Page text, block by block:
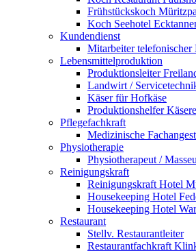
Frühstückskoch
Koch Seehotel
Kundendienst
Mitarbeiter telefonischer
Lebensmittelproduktion
Produktionsleiter
Landwirt /
Käser für Hofkäse
Produktionshelfer
Pflegefachkraft
Medizinische
Physiotherapie
Physiotherapeut /
Reinigungskraft
Reinigungskraft Hotel
Housekeeping Hotel
Housekeeping Hotel
Restaurant
Stellv. Restaurantleiter
Restaurantfachkraft